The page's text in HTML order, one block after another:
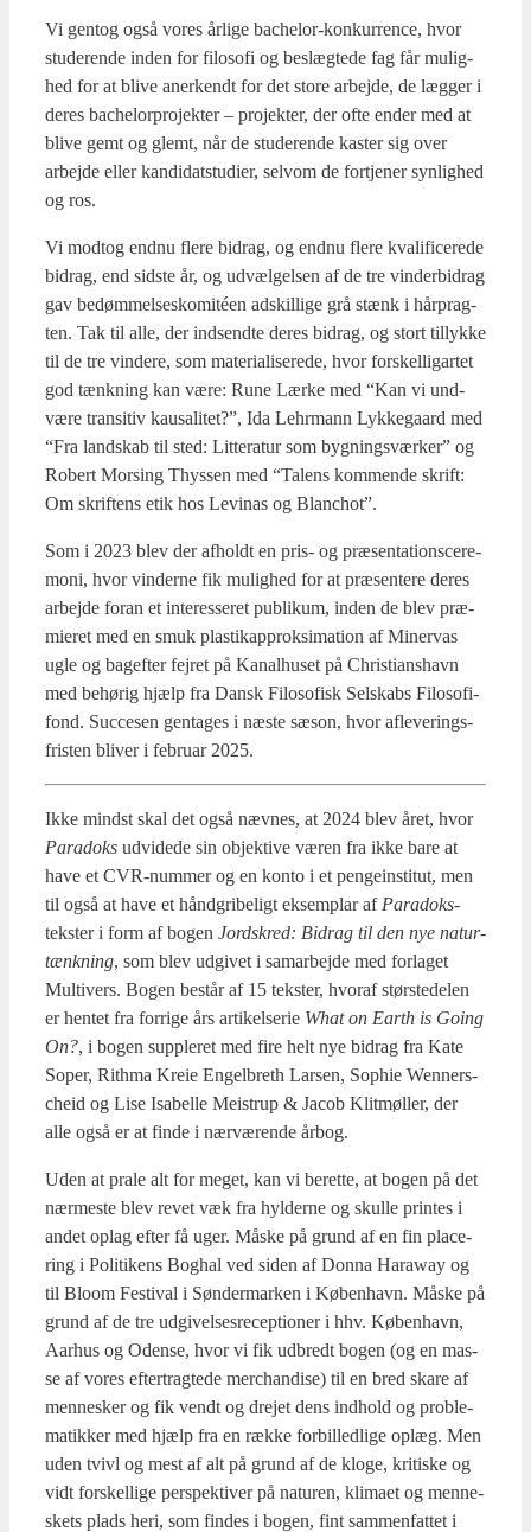
Vi gen­tog også vores årli­ge bachel­or-kon­kur­ren­ce, hvor
stu­de­ren­de inden for filo­so­fi og beslæg­te­de fag får mulig­
hed for at bli­ve aner­kendt for det sto­re arbej­de, de læg­ger i
deres bachel­or­pro­jek­ter – pro­jek­ter, der ofte ender med at
bli­ve gemt og glemt, når de stu­de­ren­de kaster sig over
arbej­de eller kan­di­dat­stu­di­er, selv­om de fortje­ner syn­lig­hed
og ros.
Vi mod­tog end­nu fle­re bidrag, og end­nu fle­re kva­li­fi­ce­re­de
bidrag, end sid­ste år, og udvæl­gel­sen af de tre vin­der­bi­drag
gav bedøm­mel­ses­ko­mitéen adskil­li­ge grå stænk i hår­prag­
ten. Tak til alle, der ind­send­te deres bidrag, og stort til­lyk­ke
til de tre vin­de­re, som mate­ri­a­li­se­re­de, hvor for­skel­lig­ar­tet
god tænk­ning kan være: Rune Lær­ke med “Kan vi und­
væ­re tran­si­tiv kaus­a­li­tet?”, Ida Lehr­mann Lyk­ke­gaard med
“Fra land­skab til sted: Lit­te­ra­tur som byg­nings­vær­ker” og
Robert Mor­sing Thys­sen med “Talens kom­men­de skrift:
Om skrif­tens etik hos Levi­nas og Blan­chot”.
Som i 2023 blev der afholdt en pris- og præ­sen­ta­tions­ce­re­
mo­ni, hvor vin­der­ne fik mulig­hed for at præ­sen­te­re deres
arbej­de for­an et inter­es­se­ret publi­kum, inden de blev præ­
mi­e­ret med en smuk pla­sti­kap­prok­si­ma­tion af Miner­vas
ugle og bag­ef­ter fejret på Kanal­hu­set på Chri­sti­ans­havn
med behø­rig hjælp fra Dansk Filo­so­fisk Sel­skabs Filo­so­fi­
fond. Suc­ce­sen gen­ta­ges i næste sæson, hvor afle­ve­rings­
fri­sten bli­ver i febru­ar 2025.
Ikke mindst skal det også næv­nes, at 2024 blev året, hvor
Para­doks udvi­de­de sin objek­ti­ve væren fra ikke bare at
have et CVR-num­mer og en kon­to i et pen­ge­in­sti­tut, men
til også at have et hånd­gri­be­ligt eksem­plar af Para­doks-
tek­ster i form af bogen Jord­s­kred: Bidrag til den nye natur­
tænk­ning, som blev udgi­vet i sam­ar­bej­de med for­la­get
Mul­ti­vers. Bogen består af 15 tek­ster, hvoraf stør­ste­delen
er hen­tet fra for­ri­ge års arti­kel­se­rie What on Earth is Going
On?, i bogen sup­ple­ret med fire helt nye bidrag fra Kate
Soper, Rit­h­ma Kreie Engel­breth Lar­sen, Sop­hie Wen­ner­s­
cheid og Lise Isa­bel­le Mei­strup & Jacob Klit­møl­ler, der
alle også er at fin­de i nær­væ­ren­de årbog.
Uden at pra­le alt for meget, kan vi beret­te, at bogen på det
nær­me­ste blev revet væk fra hyl­der­ne og skul­le prin­tes i
andet oplag efter få uger. Måske på grund af en fin pla­ce­
ring i Poli­ti­kens Bog­hal ved siden af Don­na Haraway og
til Bloom Festi­val i Søn­der­mar­ken i Køben­havn. Måske på
grund af de tre udgi­vel­ses­re­cep­tio­ner i hhv. Køben­havn,
Aar­hus og Oden­se, hvor vi fik udbredt bogen (og en mas­
se af vores efter­trag­te­de mer­chan­di­se) til en bred ska­re af
men­ne­sker og fik vendt og dre­jet dens ind­hold og pro­ble­
ma­tik­ker med hjælp fra en ræk­ke for­bil­led­li­ge oplæg. Men
uden tvivl og mest af alt på grund af de klo­ge, kri­ti­ske og
vidt for­skel­li­ge per­spek­ti­ver på natu­ren, kli­ma­et og men­ne­
skets plads heri, som fin­des i bogen, fint sam­men­fat­tet i